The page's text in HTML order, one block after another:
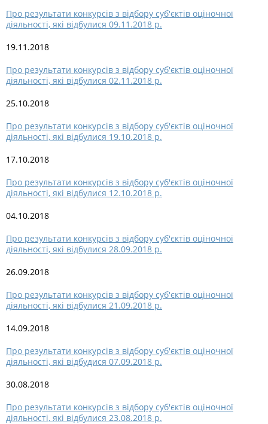
Про результати конкурсів з відбору суб'єктів оціночної
діяльності, які відбулися 09.11.2018 р.
19.11.2018
Про результати конкурсів з відбору суб'єктів оціночної
діяльності, які відбулися 02.11.2018 р.
25.10.2018
Про результати конкурсів з відбору суб'єктів оціночної
діяльності, які відбулися 19.10.2018 р.
17.10.2018
Про результати конкурсів з відбору суб'єктів оціночної
діяльності, які відбулися 12.10.2018 р.
04.10.2018
Про результати конкурсів з відбору суб'єктів оціночної
діяльності, які відбулися 28.09.2018 р.
26.09.2018
Про результати конкурсів з відбору суб'єктів оціночної
діяльності, які відбулися 21.09.2018 р.
14.09.2018
Про результати конкурсів з відбору суб'єктів оціночної
діяльності, які відбудися 07.09.2018 р.
30.08.2018
Про результати конкурсів з відбору суб'єктів оціночної
діяльності, які відбулися 23.08.2018 р.